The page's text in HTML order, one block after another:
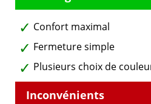
Confort maximal
Fermeture simple
Plusieurs choix de